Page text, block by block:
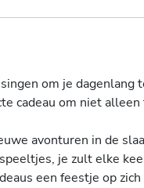
om je dagenlang
cadeau om niet
avonturen in de
je zult elke
een feestje op